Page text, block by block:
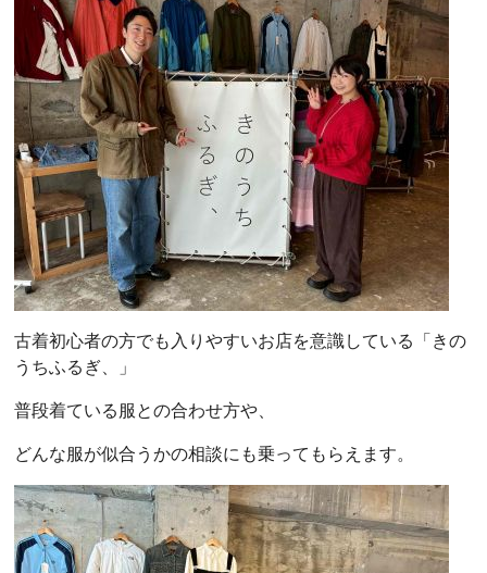
古着初心者の方でも入りやすいお店を意識している「きの
うちふるぎ、」
普段着ている服との合わせ方や、
どんな服が似合うかの相談にも乗ってもらえます。